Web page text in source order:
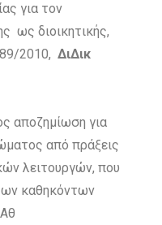
για τον
ως διοικητικής,
2010, ΔιΔικ
αποζημίωση για
από πράξεις
λειτουργών, που
καθηκόντων